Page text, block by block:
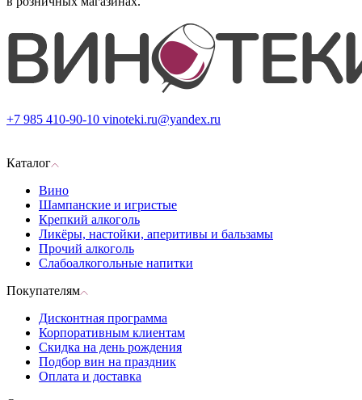
+7 985 410-90-10 vinoteki.ru@yandex.ru
Каталог
Вино
Шампанские и игристые
Крепкий алкоголь
Ликёры, настойки, аперитивы и бальзамы
Прочий алкоголь
Слабоалкогольные напитки
Покупателям
Дисконтная программа
Корпоративным клиентам
Скидка на день рождения
Подбор вин на праздник
Оплата и доставка